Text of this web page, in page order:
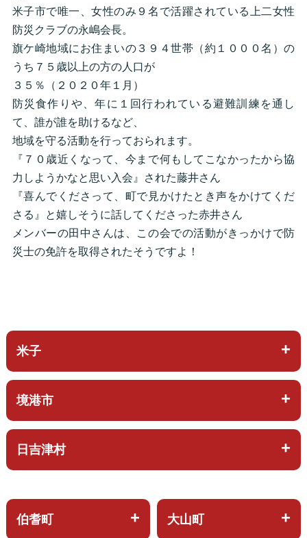
米子市で唯一、女性のみ９名で活躍されている上二女性
防災クラブの永嶋会長。
旗ケ崎地域にお住まいの３９４世帯（約１０００名）の
うち７５歳以上の方の人口が
３５％（２０２０年１月）
防災食作りや、年に１回行われている避難訓練を通し
て、誰が誰を助けるなど、
地域を守る活動を行っておられます。
『７０歳近くなって、今まで何もしてこなかったから協
力しようかなと思い入会』された藤井さん
『喜んでくださって、町で見かけたとき声をかけてくだ
さる』と嬉しそうに話してくださった赤井さん
メンバーの田中さんは、この会での活動がきっかけで防
災士の免許を取得されたそうですよ！
米子
境港市
日吉津村
伯耆町 大山町